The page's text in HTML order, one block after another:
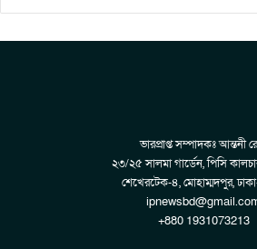
ভারপ্রাপ্ত সম্পাদকঃ আন্তনী
২৩/২৫ সালমা গার্ডেন, পিসি
শেখেরটেক-৪, মোহাম্মদপুর,
+880 1931073213